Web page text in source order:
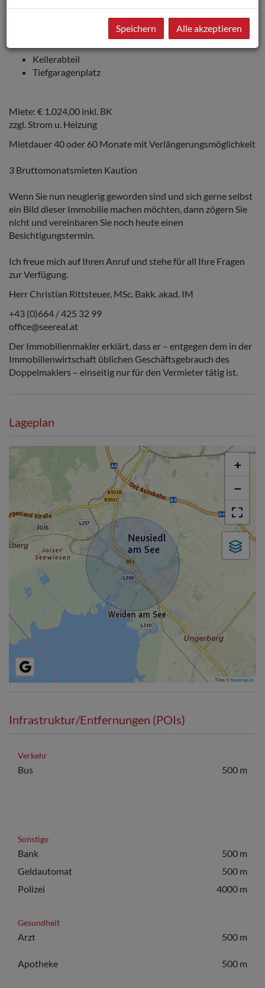
1 Zimmer
Kellerabteil
Tiefgaragenplatz
Miete: € 1.024,00 inkl. BK
zzgl. Strom u. Heizung
Mietdauer 40 oder 60 Monate mit Verlängerungsmöglichkeit
3 Bruttomonatsmieten Kaution
Wenn Sie nun neugierig geworden sind und sich gerne selbst
ein Bild dieser Immobilie machen möchten, dann zögern Sie
nicht und vereinbaren Sie noch heute einen
Besichtigungstermin.
Ich freue mich auf Ihren Anruf und stehe für all Ihre Fragen
zur Verfügung.
Herr Christian Rittsteuer, MSc. Bakk. akad. IM
+43 (0)664 / 425 32 99
office@seereal.at
Der Immobilienmakler erklärt, dass er – entgegen dem in der
Immobilienwirtschaft üblichen Geschäftsgebrauch des
Doppelmaklers – einseitig nur für den Vermieter tätig ist.
Lageplan
+
−
Tiles ©basemap.at
Infrastruktur/Entfernungen (POIs)
Verkehr
Bus 500 m
Sonstige
Bank
500 m
Geldautomat
500 m
Polizei
4000 m
Gesundheit
Arzt 500 m
Apotheke 500 m
Speichern Alle akzeptieren